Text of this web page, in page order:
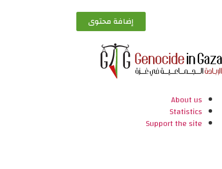
إضافة محتوى
About us
Statistics
Support the site